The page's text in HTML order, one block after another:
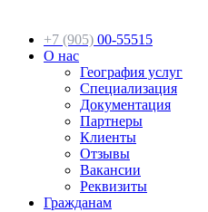
+7 (905) 00-55515
О нас
География услуг
Специализация
Документация
Партнеры
Клиенты
Отзывы
Вакансии
Реквизиты
Гражданам